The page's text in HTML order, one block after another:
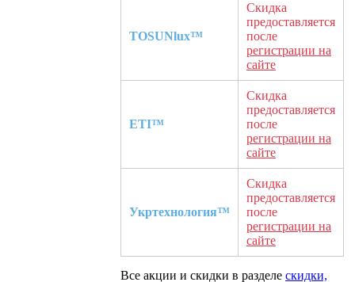
TOSUNlux™
Скидка
предоставляется
после
регистрации на
сайте
ETI™
Скидка
предоставляется
после
регистрации на
сайте
Укртехнология™
Скидка
предоставляется
после
регистрации на
сайте
Все акции и скидки в разделе скидки,